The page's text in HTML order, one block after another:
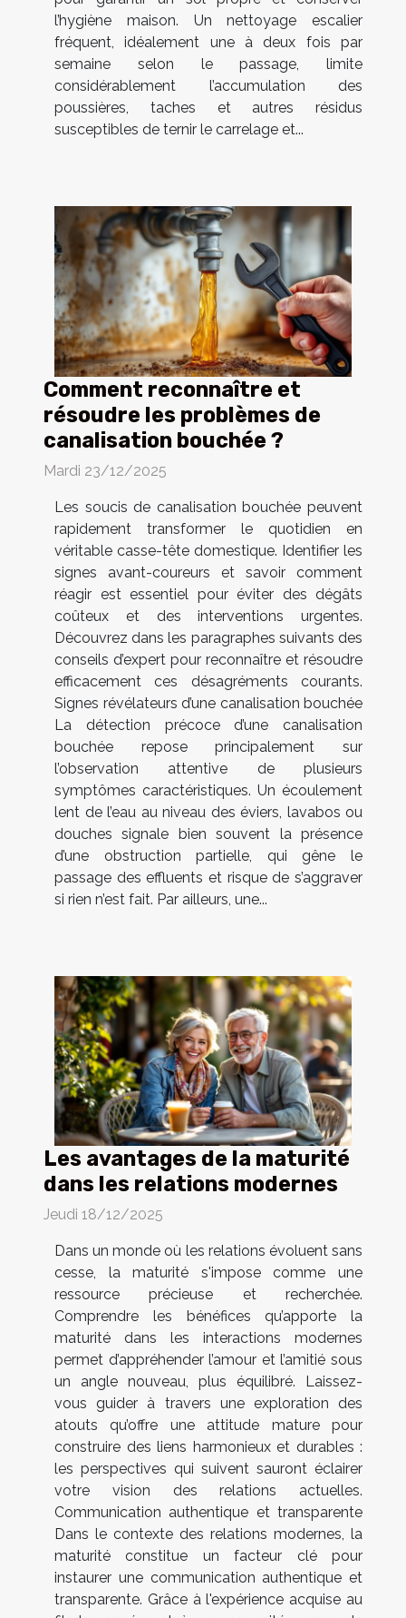
l’hygiène maison. Un nettoyage escalier
fréquent, idéalement une à deux fois par
semaine selon le passage, limite
considérablement l’accumulation des
poussières, taches et autres résidus
susceptibles de ternir le carrelage et...
Comment reconnaître et
résoudre les problèmes de
canalisation bouchée ?
Mardi 23/12/2025
Les soucis de canalisation bouchée peuvent
rapidement transformer le quotidien en
véritable casse-tête domestique. Identifier les
signes avant-coureurs et savoir comment
réagir est essentiel pour éviter des dégâts
coûteux et des interventions urgentes.
Découvrez dans les paragraphes suivants des
conseils d’expert pour reconnaître et résoudre
efficacement ces désagréments courants.
Signes révélateurs d’une canalisation bouchée
La détection précoce d’une canalisation
bouchée repose principalement sur
l’observation attentive de plusieurs
symptômes caractéristiques. Un écoulement
lent de l’eau au niveau des éviers, lavabos ou
douches signale bien souvent la présence
d’une obstruction partielle, qui gêne le
passage des effluents et risque de s’aggraver
si rien n’est fait. Par ailleurs, une...
Les avantages de la maturité
dans les relations modernes
Jeudi 18/12/2025
Dans un monde où les relations évoluent sans
cesse, la maturité s'impose comme une
ressource précieuse et recherchée.
Comprendre les bénéfices qu’apporte la
maturité dans les interactions modernes
permet d’appréhender l’amour et l’amitié sous
un angle nouveau, plus équilibré. Laissez-
vous guider à travers une exploration des
atouts qu’offre une attitude mature pour
construire des liens harmonieux et durables :
les perspectives qui suivent sauront éclairer
votre vision des relations actuelles.
Communication authentique et transparente
Dans le contexte des relations modernes, la
maturité constitue un facteur clé pour
instaurer une communication authentique et
transparente. Grâce à l'expérience acquise au